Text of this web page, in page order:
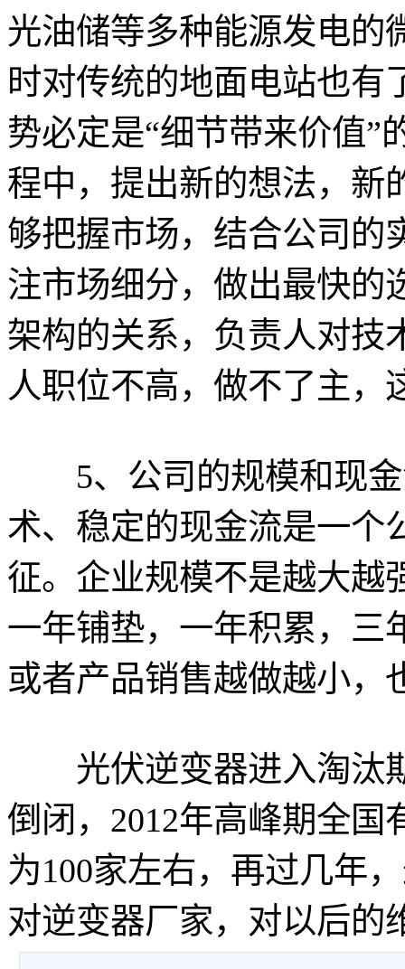
光油储等多种能源发电的
时对传统的地面电站也有
势必定是“细节带来价值”
程中，提出新的想法，新
够把握市场，结合公司的
注市场细分，做出最快的
架构的关系，负责人对技
人职位不高，做不了主，
5、公司的规模和现金
术、稳定的现金流是一个
征。企业规模不是越大越
一年铺垫，一年积累，三
或者产品销售越做越小，
光伏逆变器进入淘汰期
倒闭，2012年高峰期全国
为100家左右，再过几年
对逆变器厂家，对以后的